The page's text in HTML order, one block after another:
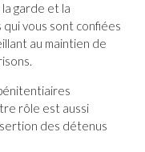
garde et la
vous sont confiées
au maintien de
rôle est aussi
des détenus